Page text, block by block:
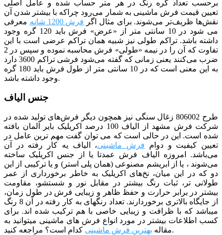
برحسب تعداد گره رنگ در هر متر حساب شده و عامل اصلی
تعیین قیمت فرش ماشینی به شمار می‌رود چراکه با بیشتر شدن آن
نقش‌ها ظریف‌تر می‌شوند. برای مثال اگر فرش 1200 شانه
معرفی
می شود در 10 سانتی متر از «عرض» فرش باید 120 گره وجود
داشته باشد. تراکم طولی نیز شبیه همان تراکم عرضی است با این
تفاوت که آن را در نیمه «طولی» فرش محاسبه نموده و سپس در 2
ضرب می‌کنند
یعنی زمانی که گفته می‌شود فرشی تراکم 3600 دارد
به این معنی است که در 10 سانتی متر از طول فرش باید 180 گره
وجود داشته باشد.
جنس الیاف
طرح 806002 زغال سنگی نیز همچون دیگر فرش‌های تولید شده در
شرکت فرش مشهد از الیاف 100 درصد اکریلیک بایر آلمان بافته
شده است. این در حالی است که می توان گفت مهم ترین عامل در
تعیین کیفیت و دوام فرش ماشینی، الیاف یه کار رفته در آن
می‌باشد. امروزه الیاف فرش عمدتا یا از جنس اکریلیک ساخته
می‌شوند ، یا از ابریشم مصنوعی (همان پلی استر) و یا ترکیبی از این
دو که در این میان، نخ‌های اکریلیک به خاطر برخورداری از عمر
طولانی تر، ثبات رنگ بیشتر در مقابل نور و شستشو، مقاومت
بیشتر در برابر حرارت و حفظ ظاهر و زیبایی فرش در طول زمان،
از جایگاه بالاتری برخوردارند. تعداد رنگ­­های به کار رفته در آن 8 رنگ
می­باشد که با ظرافت و زیبایی خاصی با هم ترکیب شده­ اند. برای
کسب اطلاعات بیشتر در مورد انواع فرش های ماشینی میتوانید به
مقاله بهترین فرش ماشینی کدام است؟ مراجعه کنید.